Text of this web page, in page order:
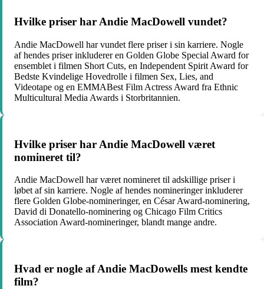
Hvilke priser har Andie MacDowell vundet?
Andie MacDowell har vundet flere priser i sin karriere. Nogle
af hendes priser inkluderer en Golden Globe Special Award for
ensemblet i filmen Short Cuts, en Independent Spirit Award for
Bedste Kvindelige Hovedrolle i filmen Sex, Lies, and
Videotape og en EMMABest Film Actress Award fra Ethnic
Multicultural Media Awards i Storbritannien.
Hvilke priser har Andie MacDowell været
nomineret til?
Andie MacDowell har været nomineret til adskillige priser i
løbet af sin karriere. Nogle af hendes nomineringer inkluderer
flere Golden Globe-nomineringer, en César Award-nominering,
David di Donatello-nominering og Chicago Film Critics
Association Award-nomineringer, blandt mange andre.
Hvad er nogle af Andie MacDowells mest kendte
film?